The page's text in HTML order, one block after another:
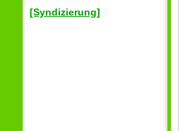
[Syndizierung]